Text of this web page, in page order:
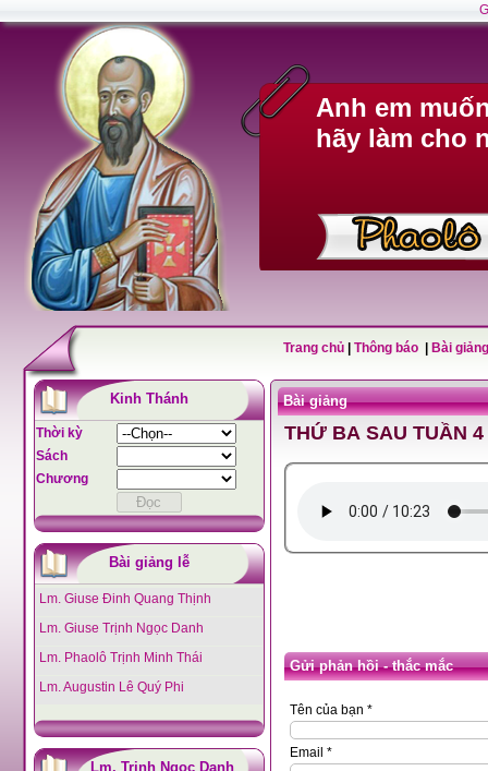
Anh em
hãy làm cho
Trang chủ Thông báo Bài
Kinh Thánh
Thời kỳ
Sách
Chương
Bài giảng lễ
Lm. Giuse Đinh Quang Thịnh
Lm. Giuse Trịnh Ngọc Danh
Lm. Phaolô Trịnh Minh Thái
Lm. Augustin Lê Quý Phi
Lm. Trịnh Ngọc Danh
Bài giảng
THỨ BA SAU TUẦN 4
Gửi phản hồi - thắc mắc
Tên của bạn *
Email *